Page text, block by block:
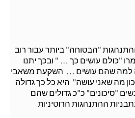
"הבטוחה" ביותר עבור רוב
"כולם עושים כך … " ובכך יתנו
למה שהם עושים … השקעת משאבי
מה שאני עושה" היא כל כך גדולה
"סיכונים" כ"כ גדולים שהם
ההתנהגות הרוטיניות